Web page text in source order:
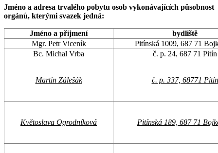
Jméno a adresa trvalého pobytu osob vykonávajících působnost
orgánů, kterými svazek jedná:
Jméno a příjmení
bydliště
Mgr. Petr Viceník
Pitínská 1009, 687 71
Bc. Michal Vrba
č. p. 24, 687 71 Pitín
Martin Zálešák č. p. 337, 68771 Pitín
Květoslava Ogrodníková Pitínská 189, 687 71